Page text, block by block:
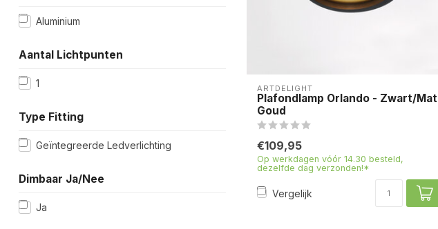
Aluminium
Aantal Lichtpunten
1
Type Fitting
Geïntegreerde Ledverlichting
Dimbaar Ja/Nee
Ja
ARTDELIGHT
Plafondlamp Orlando - Zwart/Mat
Goud
€109,95
Op werkdagen vóór 14.30 besteld,
dezelfde dag verzonden!*
Vergelijk